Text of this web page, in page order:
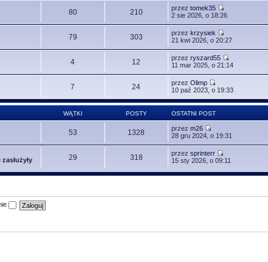
80 210 przeztomek35
2 sie 2026, o 18:26
79 303 przezkrzysiek
21 kwi 2026, o 20:27
4 12 przezryszard55
11 mar 2025, o 21:14
7 24 przezOlimp
10 paź 2023, o 19:33
WĄTKI POSTY OSTATNI POST
53 1328 przezm26
28 gru 2024, o 19:31
29 318 przezsprinterr
15 sty 2026, o 09:11